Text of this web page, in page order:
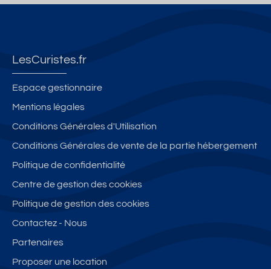
LesCuristes.fr
Espace gestionnaire
Mentions légales
Conditions Générales d'Utilisation
Conditions Générales de vente de la partie hébergement
Politique de confidentialité
Centre de gestion des cookies
Politique de gestion des cookies
Contactez - Nous
Partenaires
Proposer une location